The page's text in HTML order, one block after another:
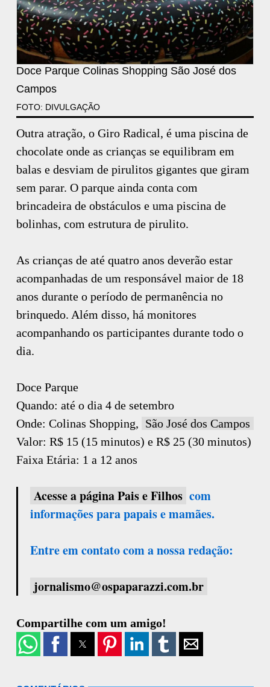
Doce Parque Colinas Shopping São José dos
Campos
FOTO: DIVULGAÇÃO
Outra atração, o Giro Radical, é uma piscina de
chocolate onde as crianças se equilibram em
balas e desviam de pirulitos gigantes que giram
sem parar. O parque ainda conta com
brincadeira de obstáculos e uma piscina de
bolinhas, com estrutura de pirulito.
As crianças de até quatro anos deverão estar
acompanhadas de um responsável maior de 18
anos durante o período de permanência no
brinquedo. Além disso, há monitores
acompanhando os participantes durante todo o
dia.
Doce Parque
Quando: até o dia 4 de setembro
Onde: Colinas Shopping, São José dos Campos
Valor: R$ 15 (15 minutos) e R$ 25 (30 minutos)
Faixa Etária: 1 a 12 anos
Acesse a página Pais e Filhos com
informações para papais e mamães.
Entre em contato com a nossa redação:
jornalismo@ospaparazzi.com.br
Compartilhe com um amigo!